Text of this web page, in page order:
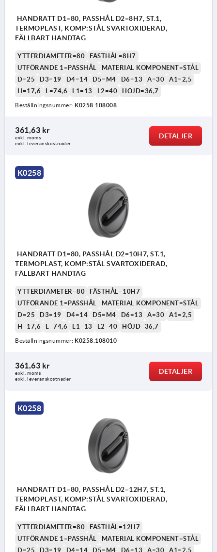
HANDRATT D1=80, PASSHÅL D2=8H7, ST.1,
TERMOPLAST, KOMP:STÅL SVARTOXIDERAD,
FÄLLBART HANDTAG
YTTERDIAMETER=80
FÄSTHÅL=8H7
UTFÖRANDE 1=PASSHÅL
MATERIAL KOMPONENT=STÅL
D=25
D3=19 D4=14 D5=M4 D6=13 A=30
A1=2,5
H=17,6
L=74,6 L1=13 L2=40 HÖJD=36,7
Beställningsnummer: K0258.108008
361,63 kr
exkl. moms
exkl. leveranskostnader
DETALJER
K0258
HANDRATT D1=80, PASSHÅL D2=10H7, ST.1,
TERMOPLAST, KOMP:STÅL SVARTOXIDERAD,
FÄLLBART HANDTAG
YTTERDIAMETER=80
FÄSTHÅL=10H7
UTFÖRANDE 1=PASSHÅL
MATERIAL KOMPONENT=STÅL
D=25
D3=19 D4=14 D5=M4 D6=13 A=30
A1=2,5
H=17,6
L=74,6 L1=13 L2=40 HÖJD=36,7
Beställningsnummer: K0258.108010
361,63 kr
exkl. moms
exkl. leveranskostnader
DETALJER
K0258
HANDRATT D1=80, PASSHÅL D2=12H7, ST.1,
TERMOPLAST, KOMP:STÅL SVARTOXIDERAD,
FÄLLBART HANDTAG
YTTERDIAMETER=80
FÄSTHÅL=12H7
UTFÖRANDE 1=PASSHÅL
MATERIAL KOMPONENT=STÅL
D=25
D3=19 D4=14 D5=M4 D6=13 A=30 A1=2,5